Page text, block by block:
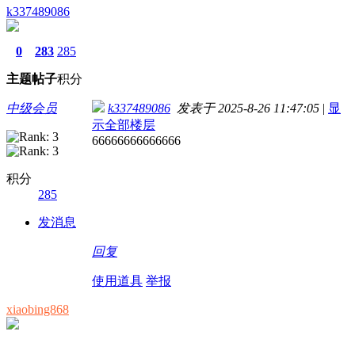
k337489086
0
主题
283
帖子
285
积分
中级会员
积分
285
发消息
k337489086 发表于 2025-8-26 11:47:05 | 显
示全部楼层
66666666666666
回复
使用道具 举报
xiaobing868